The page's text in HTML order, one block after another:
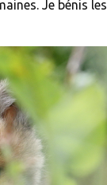
Je bénis les